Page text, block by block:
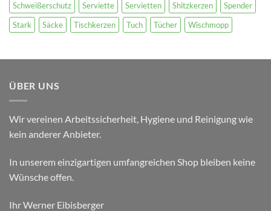
Schweißerschutz
Serviette Servietten Shitzkerzen
Spender
Stark
Säcke Tischkerzen Tuch Tücher Wischmopp
ÜBER UNS
Wir vereinen Arbeitssicherheit, Hygiene und Reinigung wie
kein anderer Anbieter.
In unserem einzigartigen umfangreichen Shop bleiben keine
Wünsche offen.
Ihr Werner Eibisberger